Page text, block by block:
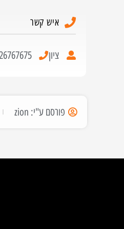
איש קשר
ציון
פורסם ע"י: zion